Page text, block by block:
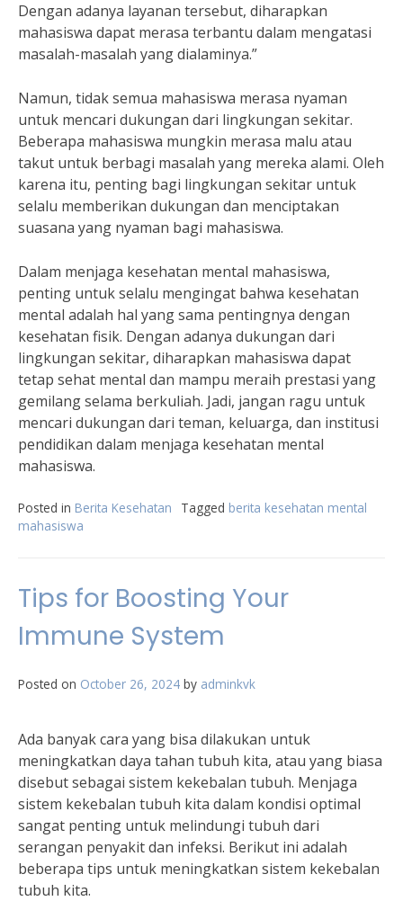
Dengan adanya layanan tersebut, diharapkan
mahasiswa dapat merasa terbantu dalam mengatasi
masalah-masalah yang dialaminya.”
Namun, tidak semua mahasiswa merasa nyaman
untuk mencari dukungan dari lingkungan sekitar.
Beberapa mahasiswa mungkin merasa malu atau
takut untuk berbagi masalah yang mereka alami. Oleh
karena itu, penting bagi lingkungan sekitar untuk
selalu memberikan dukungan dan menciptakan
suasana yang nyaman bagi mahasiswa.
Dalam menjaga kesehatan mental mahasiswa,
penting untuk selalu mengingat bahwa kesehatan
mental adalah hal yang sama pentingnya dengan
kesehatan fisik. Dengan adanya dukungan dari
lingkungan sekitar, diharapkan mahasiswa dapat
tetap sehat mental dan mampu meraih prestasi yang
gemilang selama berkuliah. Jadi, jangan ragu untuk
mencari dukungan dari teman, keluarga, dan institusi
pendidikan dalam menjaga kesehatan mental
mahasiswa.
Posted in Berita Kesehatan Tagged berita kesehatan mental
mahasiswa
Tips for Boosting Your
Immune System
Posted on October 26, 2024 by adminkvk
Ada banyak cara yang bisa dilakukan untuk
meningkatkan daya tahan tubuh kita, atau yang biasa
disebut sebagai sistem kekebalan tubuh. Menjaga
sistem kekebalan tubuh kita dalam kondisi optimal
sangat penting untuk melindungi tubuh dari
serangan penyakit dan infeksi. Berikut ini adalah
beberapa tips untuk meningkatkan sistem kekebalan
tubuh kita.